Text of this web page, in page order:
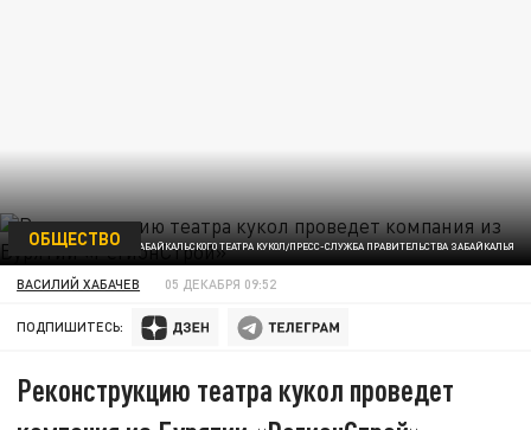
ФОТО ЗАБАЙКАЛЬСКОГО ТЕАТРА КУКОЛ/ПРЕСС-СЛУЖБА ПРАВИТЕЛЬСТВА ЗАБАЙКАЛЬЯ
ОБЩЕСТВО
ВАСИЛИЙ ХАБАЧЕВ 05 ДЕКАБРЯ 09:52
ПОДПИШИТЕСЬ:
Реконструкцию театра кукол проведет